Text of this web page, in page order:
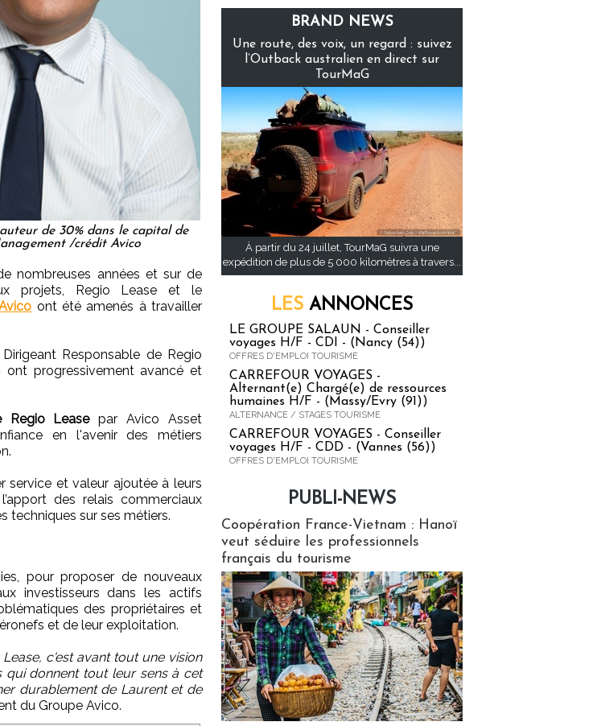
de 30% dans le capital de
/crédit Avico
nombreuses années et sur de
projets, Regio Lease et le
ont été amenés à travailler
Responsable de Regio
ont progressivement avancé et
Regio Leasepar Avico Asset
en l'avenir des métiers
service et valeur ajoutée à leurs
des relais commerciaux
techniques sur ses métiers.
pour proposer de nouveaux
investisseurs dans les actifs
des propriétaires et
et de leur exploitation.
c'est avant tout une vision
donnent tout leur sens à cet
durablement de Laurent et de
du Groupe Avico.
BRAND NEWS
Une route, des voix, un regard : suivez
l’Outback australien en direct sur
TourMaG
À partir du 24 juillet, TourMaG suivra une
expédition de plus de 5 000 kilomètres à travers...
LES ANNONCES
LE GROUPE SALAUN - Conseiller
voyages H/F - CDI - (Nancy (54))
OFFRES D'EMPLOI TOURISME
CARREFOUR VOYAGES -
Alternant(e) Chargé(e) de ressources
humaines H/F - (Massy/Evry (91))
ALTERNANCE / STAGES TOURISME
CARREFOUR VOYAGES - Conseiller
voyages H/F - CDD - (Vannes (56))
OFFRES D'EMPLOI TOURISME
PUBLI-NEWS
Coopération France-Vietnam : Hanoï
veut séduire les professionnels
français du tourisme